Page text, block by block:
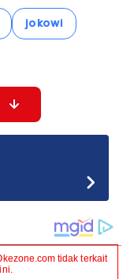
jokowi